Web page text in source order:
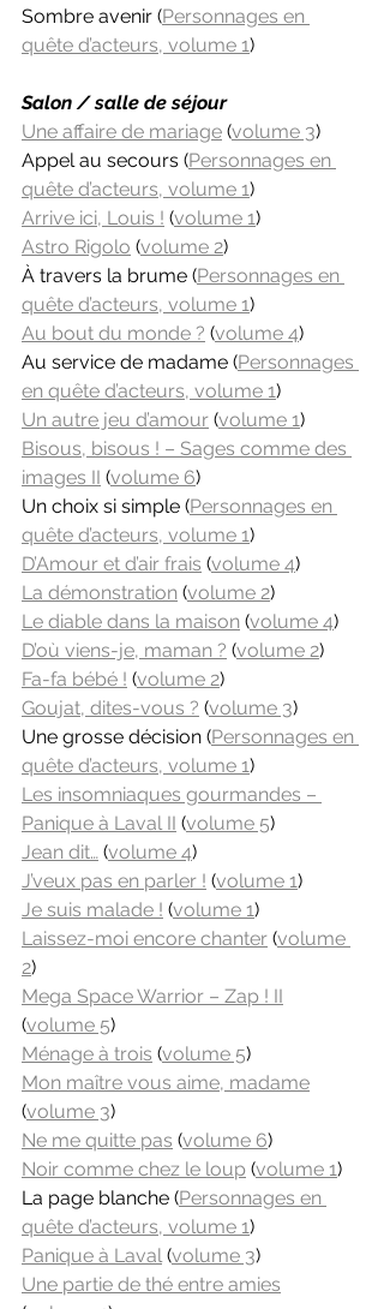
Sombre avenir (Personnages en
quête d’acteurs, volume 1)
Salon / salle de séjour
Une affaire de mariage (volume 3)
Appel au secours (Personnages en
quête d’acteurs, volume 1)
Arrive ici, Louis ! (volume 1)
Astro Rigolo (volume 2)
À travers la brume (Personnages en
quête d’acteurs, volume 1)
Au bout du monde ? (volume 4)
Au service de madame (Personnages
en quête d’acteurs, volume 1)
Un autre jeu d’amour (volume 1)
Bisous, bisous ! – Sages comme des
images II (volume 6)
Un choix si simple (Personnages en
quête d’acteurs, volume 1)
D’Amour et d’air frais (volume 4)
La démonstration (volume 2)
Le diable dans la maison (volume 4)
D’où viens-je, maman ? (volume 2)
Fa-fa bébé ! (volume 2)
Goujat, dites-vous ? (volume 3)
Une grosse décision (Personnages en
quête d’acteurs, volume 1)
Les insomniaques gourmandes –
Panique à Laval II (volume 5)
Jean dit… (volume 4)
J’veux pas en parler ! (volume 1)
Je suis malade ! (volume 1)
Laissez-moi encore chanter (volume
2)
Mega Space Warrior – Zap ! II
(volume 5)
Ménage à trois (volume 5)
Mon maître vous aime, madame
(volume 3)
Ne me quitte pas (volume 6)
Noir comme chez le loup (volume 1)
La page blanche (Personnages en
quête d’acteurs, volume 1)
Panique à Laval (volume 3)
Une partie de thé entre amies